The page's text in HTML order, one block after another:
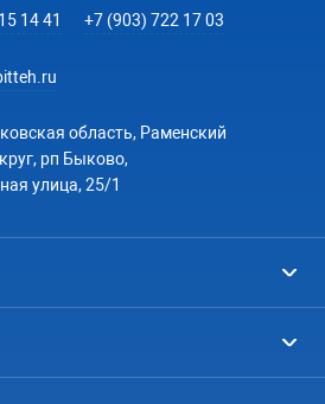
14 41 +7 (903) 722 17 03
область, Раменский
рп Быково,
улица, 25/1